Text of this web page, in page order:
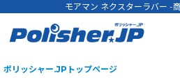
モアマン ネクスターラバー -
ポリッシャー.JPトップページ